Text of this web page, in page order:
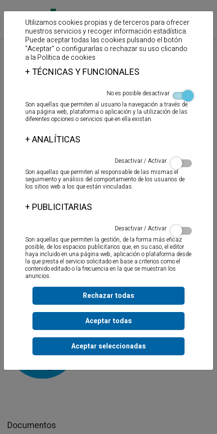
> Productos > Adhesivos para tuberías de PVC >
Disolventes
y lubricantes
LUBRICANTE GEL
Lubricante gel de muy baja alcalinidad
lubricar las juntas elásticas de tuberías plásticas y facilitar su
instalación. No descuelga.
Documentos
Utilizamos cookies propias y de terceros para ofrecer
nuestros servicios y recoger información estadística.
Puede aceptar todas las cookies pulsando el botón
"Aceptar" o configurarlas o rechazar su uso clicando
a la Política de cookies
+TÉCNICAS Y FUNCIONALES
No es posible desactivar
Son aquellas que permiten al usuario la navegación a través de
una página web, plataforma o aplicación y la utilización de las
diferentes opciones o servicios que en ella existan.
+ANALÍTICAS
Desactivar / Activar
Son aquellas que permiten al responsable de las mismas el
seguimiento y análisis del comportamiento de los usuarios de
los sitios web a los que están vinculadas.
+ PUBLICITARIAS
Desactivar / Activar
Son aquellas que permiten la gestión, de la forma más eficaz
posible, de los espacios publicitarios que, en su caso, el editor
haya incluido en una página web, aplicación o plataforma desde
la que presta el servicio solicitado en base a criterios como el
contenido editado o la frecuencia en la que se muestran los
anuncios.
Rechazar todas
Aceptar todas
Aceptar seleccionadas